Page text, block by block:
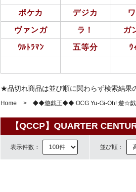
ポケカ デジカ
ヴァンガ ラ！ ガ
ｳﾙﾄﾗﾏﾝ 五等分 ｳ
★品切れ商品は並び順に関わらず検索結果
Home ◆◆遊戯王◆◆ OCG Yu-Gi-Oh! 遊☆
【QCCP】QUARTER
表示件数： 並び順：